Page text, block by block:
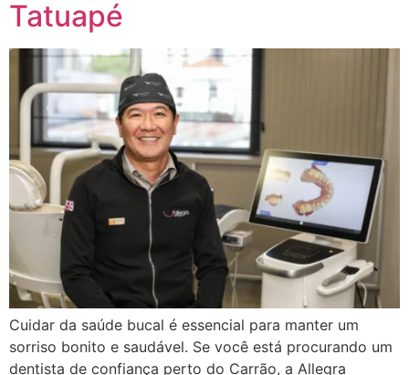
Tatuapé
Cuidar da saúde bucal é essencial para manter um
sorriso bonito e saudável. Se você está procurando um
dentista de confiança perto do Carrão, a Allegra